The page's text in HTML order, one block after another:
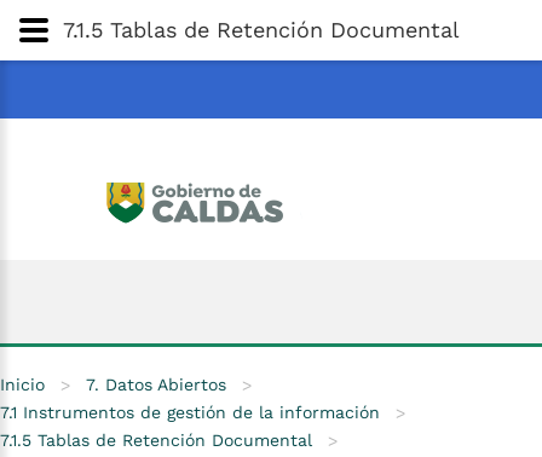
Gobernación de Caldas
7.1.5 Tablas de Retención Documental
Inicio > 7. Datos Abiertos
>
7.1 Instrumentos de gestión de la información
>
7.1.5 Tablas de Retención Documental
>